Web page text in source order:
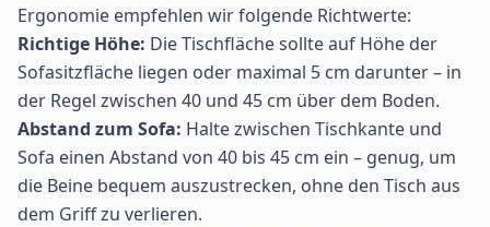
Ergonomie empfehlen wir folgende Richtwerte:
Richtige Höhe: Die Tischfläche sollte auf Höhe der
Sofasitzfläche liegen oder maximal 5 cm darunter – in
der Regel zwischen 40 und 45 cm über dem Boden.
Abstand zum Sofa: Halte zwischen Tischkante und
Sofa einen Abstand von 40 bis 45 cm ein – genug, um
die Beine bequem auszustrecken, ohne den Tisch aus
dem Griff zu verlieren.